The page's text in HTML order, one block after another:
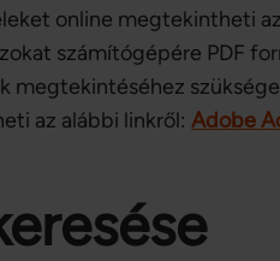
online megtekintheti
számítógépére PDF
megtekintéséhez
az alábbi linkről:Adobe